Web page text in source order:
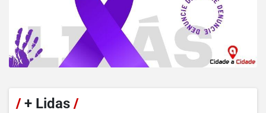
/+ Lidas /